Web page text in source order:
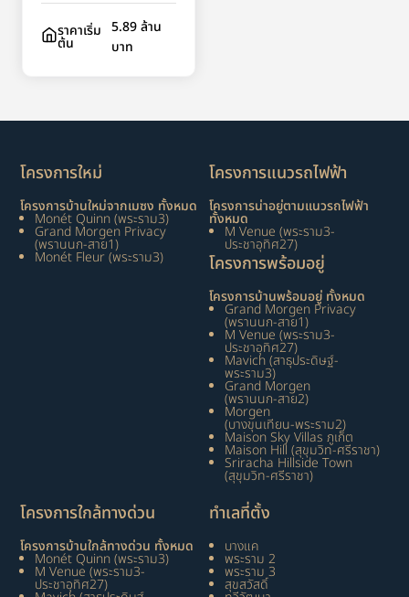
ราคาเริ่ม
ต้น
5.89 ล้าน
บาท
โครงการใหม่
โครงการบ้านใหม่จากเมซง ทั้งหมด
Monét Quinn (พระราม3)
Grand Morgen Privacy
(พรานนก-สาย1)
Monét Fleur (พระราม3)
โครงการแนวรถไฟฟ้า
โครงการน่าอยู่ตามแนวรถไฟฟ้า
ทั้งหมด
M Venue (พระราม3-
ประชาอุทิศ27)
โครงการพร้อมอยู่
โครงการบ้านพร้อมอยู่ ทั้งหมด
Grand Morgen Privacy
(พรานนก-สาย1)
M Venue (พระราม3-
ประชาอุทิศ27)
Mavich (สาธุประดิษฐ์-
พระราม3)
Grand Morgen
(พรานนก-สาย2)
Morgen
(บางขุนเทียน-พระราม2)
Maison Sky Villas ภูเก็ต
Maison Hill (สุขุมวิท-ศรีราชา)
Sriracha Hillside Town
(สุขุมวิท-ศรีราชา)
โครงการใกล้ทางด่วน
โครงการบ้านใกล้ทางด่วน ทั้งหมด
Monét Quinn (พระราม3)
M Venue (พระราม3-
ประชาอุทิศ27)
ทำเลที่ตั้ง
บางแค
พระราม 2
พระราม 3
สุขสวัสดิ์